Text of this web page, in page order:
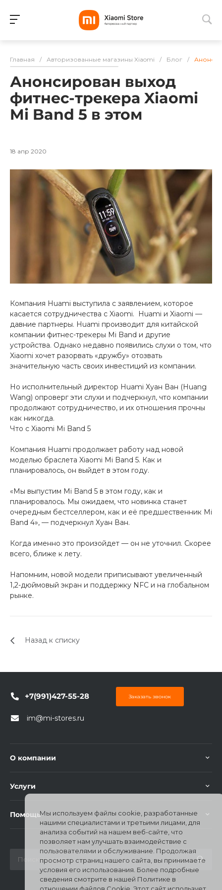
Разбейте
оплатуна части
без переплат
График платежей
Добавляйте товары
Оплачивайте сегодня только
Получайте товар
выбранный способом
Оставшиеся 75% будут
списыватьсяс вашей карты
по25%каждые 2 недели
об оплате Плайтом
25
недели
Остались вопросы?
8 800 302-02-51
Главная / Авторизованные магазины Xiaomi / Блог /
Анонсирован выход
фитнес-трекера Xiaomi
Mi Band 5 в этом
18 апр 2020
Компания Huami выступила с заявлением, которое
касается сотрудничества с Xiaomi. Huami и Xiaomi —
давние партнеры. Huami производит для китайской
компании фитнес-трекеры Mi Band и другие
устройства. Однако недавно появились слухи о том, что
Xiaomi хочет разорвать «дружбу» отозвать
значительную часть своих инвестиций из компании.
Но исполнительный директор Huami Хуан Ван (Huang
Wang) опроверг эти слухи и подчеркнул, что компании
продолжают сотрудничество, и их отношения прочны
как никогда.
Что с Xiaomi Mi Band 5
Компания Huami продолжает работу над новой
моделью браслета Xiaomi Mi Band 5. Как и
планировалось, он выйдет в этом году.
«Мы выпустим Mi Band 5 в этом году, как и
планировалось. Мы ожидаем, что новинка станет
очередным бестселлером, как и её предшественник Mi
Band 4», — подчеркнул Хуан Ван.
Когда именно это произойдет — он не уточнил. Скорее
всего, ближе к лету.
Напомним, новой модели приписывают увеличенный
1,2-дюймовый экран и поддержку NFC и на глобальном
рынке.
Назад к списку
+7(991)427-55-28 Заказать звонок
im@mi-stores.ru
О компании
Услуги
ПомощьМы используем файлы cookie, разработанные
нашими специалистами и третьими лицами, для
анализа событий на нашем веб-сайте, что
позволяет нам улучшать взаимодействие с
пользователями и обслуживание. Продолжая
просмотр страниц нашего сайта, вы принимаете
условия его использования. Более подробные
сведения смотрите в нашей Политике в